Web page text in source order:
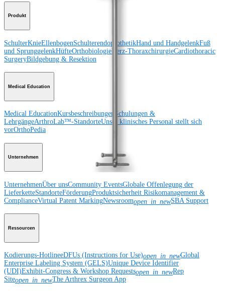
Produkt
SchulterKnieEllenbogenSchulterendoprothetikHand und HandgelenkFuß
und SprunggelenkHüfteOrthobiologieHerz-ThoraxchirurgieCardiothoracic
SurgeryBildgebung & Resektion
Medical Education
Medical EducationKursbeschreibungen
Schulungen &
LehrgängeArthroLab™-StandorteUnser klinisches Personal stellt sich
vorOrthoPedia
Unternehmen
UnternehmenÜber unsCommunity EventsGlobale Offenlegung der
LieferketteStandorteFörderungProduktsicherheit Risikomanagement &
ComplianceVirtual Patent MarkingNewsroomopen_in_newSBA Support
Ressourcen
Kodierungs-HotlineeDFUs (Instructions for Use)open_in_newGlobal
Enterprise Labeling System (GELS)Unique Device Identifier
(UDI)Exhibit-Congress & Workshop Requestsopen_in_newRep
Siteopen_in_newThe Arthrex Surgeon App